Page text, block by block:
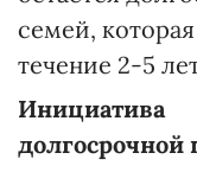
семей,
течение 2-5
Инициатива